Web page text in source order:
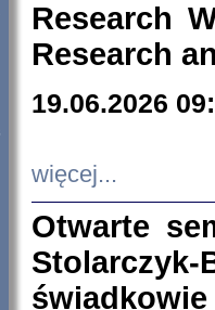
Research
Research
19.06.2026
więcej...
Otwarte